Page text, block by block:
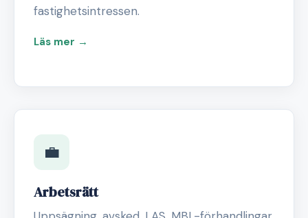
fastighetsintressen.
Läs mer →
💼
Arbetsrätt